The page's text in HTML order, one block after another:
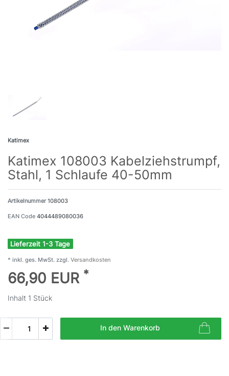
Katimex
Katimex 108003 Kabelziehstrumpf,
Stahl, 1 Schlaufe 40-50mm
Artikelnummer108003
EAN Code 4044489080036
Lieferzeit 1-3 Tage
* inkl. ges. MwSt. zzgl. Versandkosten
66,90 EUR *
Inhalt 1 Stück
In den Warenkorb